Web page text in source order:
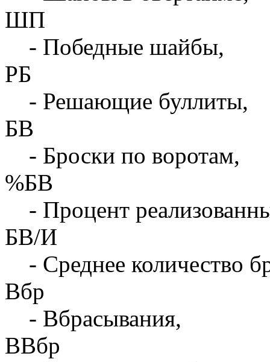
ШП
- Победные шайбы,
РБ
- Решающие буллиты,
БВ
- Броски по воротам,
%БВ
- Процент
БВ/И
- Среднее количество
Вбр
- Вбрасывания,
ВВбр